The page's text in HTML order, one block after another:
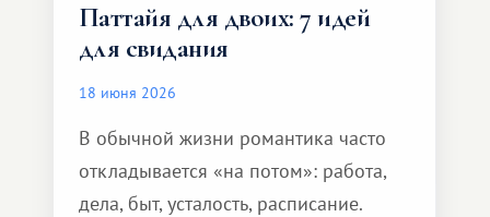
Паттайя для двоих: 7 идей
для свидания
18 июня 2026
В обычной жизни романтика часто
откладывается «на потом»: работа,
дела, быт, усталость, расписание.